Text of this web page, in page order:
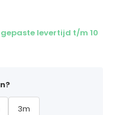
levertijd t/m 10
3m